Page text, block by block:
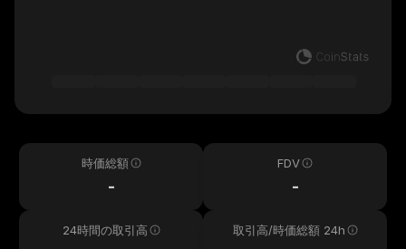
時価総額
-
FDV
-
24時間の取引高 取引高/時価総額 24h